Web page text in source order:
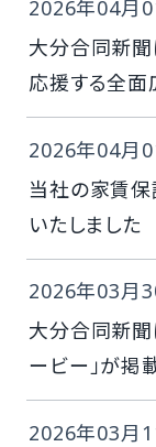
2026年04月
大分合同新
応援する全面
2026年04月
当社の家賃
いたしました
2026年03月
大分合同新聞
ービー」が掲
2026年03月